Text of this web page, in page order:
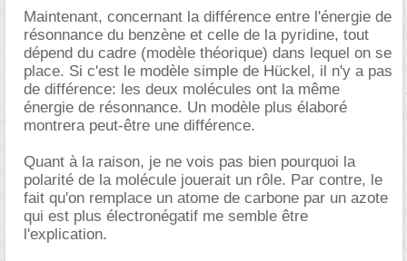
Maintenant, concernant la différence entre l'énergie de
résonnance du benzène et celle de la pyridine, tout
dépend du cadre (modèle théorique) dans lequel on se
place. Si c'est le modèle simple de Hückel, il n'y a pas
de différence: les deux molécules ont la même
énergie de résonnance. Un modèle plus élaboré
montrera peut-être une différence.
Quant à la raison, je ne vois pas bien pourquoi la
polarité de la molécule jouerait un rôle. Par contre, le
fait qu'on remplace un atome de carbone par un azote
qui est plus électronégatif me semble être
l'explication.